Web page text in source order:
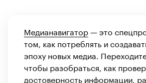
Медианавигатор— это
том, как потреблять и
эпоху новых медиа.
чтобы разобраться, как
достоверность информации,